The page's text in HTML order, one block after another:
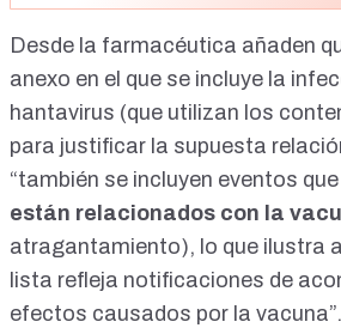
Desde la farmacéutica añaden
anexo en el que se incluye la
hantavirus (que utilizan los
para justificar la supuesta
“también se incluyen eventos
están relacionados con la
atragantamiento), lo que ilustra
lista refleja notificaciones de
efectos causados por la vacuna”.